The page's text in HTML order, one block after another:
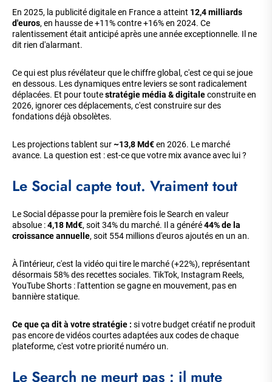
En 2025, la publicité digitale en France a atteint 12,4 milliards
d'euros, en hausse de +11% contre +16% en 2024. Ce
ralentissement était anticipé après une année exceptionnelle. Il ne
dit rien d'alarmant.
Ce qui est plus révélateur que le chiffre global, c'est ce qui se joue
en dessous. Les dynamiques entre leviers se sont radicalement
déplacées. Et pour toutestratégie média & digitaleconstruite en
2026, ignorer ces déplacements, c'est construire sur des
fondations déjà obsolètes.
Les projections tablent sur~13,8 Md€en 2026. Le marché
avance. La question est : est-ce que votre mix avance avec lui ?
Le Social capte tout. Vraiment tout
Le Social dépasse pour la première fois le Search en valeur
absolue :4,18 Md€, soit 34% du marché. Il a généré44% de la
croissance annuelle, soit 554 millions d'euros ajoutés en un an.
À l'intérieur, c'est la vidéo qui tire le marché (+22%), représentant
désormais 58% des recettes sociales. TikTok, Instagram Reels,
YouTube Shorts : l'attention se gagne en mouvement, pas en
bannière statique.
Ce que ça dit à votre stratégie : si votre budget créatif ne produit
pas encore de vidéos courtes adaptées aux codes de chaque
plateforme, c'est votre priorité numéro un.
Le Search ne meurt pas : il mute